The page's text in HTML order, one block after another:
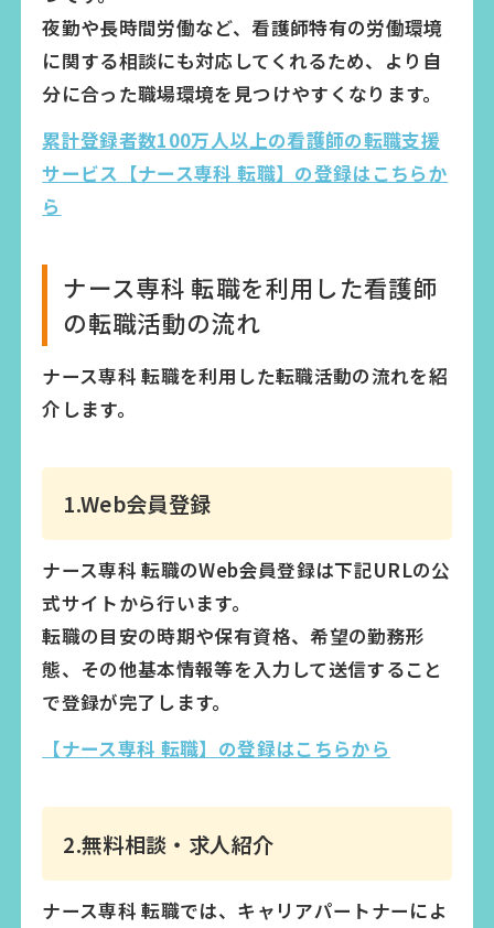
夜勤や長時間労働など、看護師特有の労働環境
に関する相談にも対応してくれるため、より自
分に合った職場環境を見つけやすくなります。
累計登録者数100万人以上の看護師の転職支援
サービス【ナース専科 転職】の登録はこちらか
ら
ナース専科 転職を利用した看護師
の転職活動の流れ
ナース専科 転職を利用した転職活動の流れを紹
介します。
1.Web会員登録
ナース専科 転職のWeb会員登録は下記URLの公
式サイトから行います。
転職の目安の時期や保有資格、希望の勤務形
態、その他基本情報等を入力して送信すること
で登録が完了します。
【ナース専科 転職】の登録はこちらから
2.無料相談・求人紹介
ナース専科 転職では、キャリアパートナーによ